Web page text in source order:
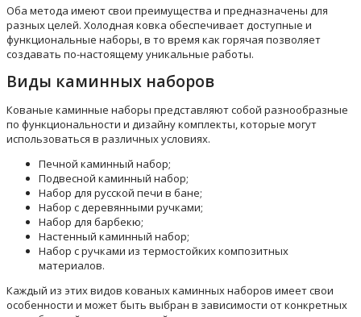
Оба метода имеют свои преимущества и предназначены для
разных целей. Холодная ковка обеспечивает доступные и
функциональные наборы, в то время как горячая позволяет
создавать по-настоящему уникальные работы.
Виды каминных наборов
Кованые каминные наборы представляют собой разнообразные
по функциональности и дизайну комплекты, которые могут
использоваться в различных условиях.
Печной каминный набор;
Подвесной каминный набор;
Набор для русской печи в бане;
Набор с деревянными ручками;
Набор для барбекю;
Настенный каминный набор;
Набор с ручками из термостойких композитных
материалов.
Каждый из этих видов кованых каминных наборов имеет свои
особенности и может быть выбран в зависимости от конкретных